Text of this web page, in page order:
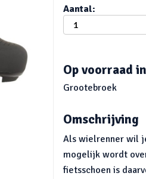
Aantal:
Op voorraad
Grootebroek
Omschrijving
Als wielrenner wil
mogelijk wordt
fietsschoen is